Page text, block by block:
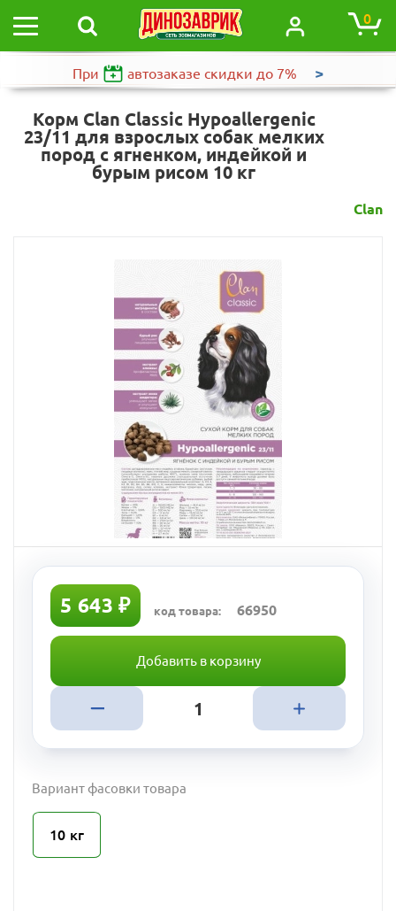
0
При автозаказе скидки до 7% >
Корм Clan Classic Hypoallergenic
23/11 для взрослых собак мелких
пород с ягненком, индейкой и
бурым рисом 10 кг
Clan
5 643 ₽ код товара: 66950
Добавить в корзину
Вариант фасовки товара
10 кг